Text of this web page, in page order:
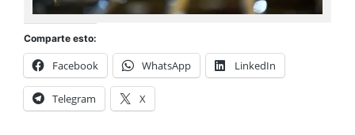
Comparte esto:
Facebook WhatsApp LinkedIn
Telegram X